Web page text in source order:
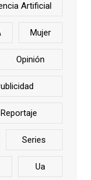
Artificial
Mujer
Opinión
Reportaje
Series
Ua